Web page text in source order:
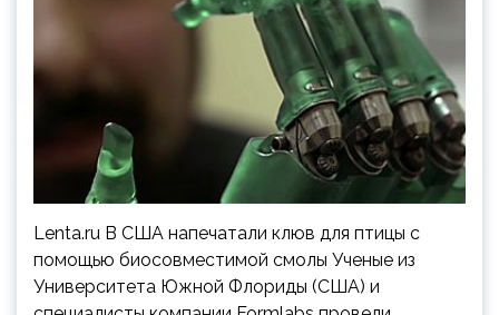
Lenta.ru В США напечатали клюв для птицы с
помощью биосовместимой смолы Ученые из
Университета Южной Флориды (США) и